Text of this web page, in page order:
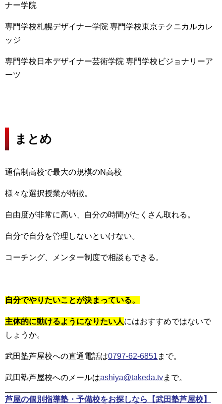
ナー学院
専門学校札幌デザイナー学院 専門学校東京テクニカルカレ
ッジ
専門学校日本デザイナー芸術学院 専門学校ビジョナリーア
ーツ
まとめ
通信制高校で最大の規模のN高校
様々な選択授業が特徴。
自由度が非常に高い、自分の時間がたくさん取れる。
自分で自分を管理しないといけない。
コーチング、メンター制度で相談もできる。
自分でやりたいことが決まっている。
主体的に動けるようになりたい人にはおすすめではないで
しょう か。
武田塾芦屋校への直通電話は0797-62-6851 まで。
武田塾芦屋校へのメールはashiya@takeda.tvまで。
芦屋の個別指導塾・予備校をお探しなら
【武田塾芦屋校】